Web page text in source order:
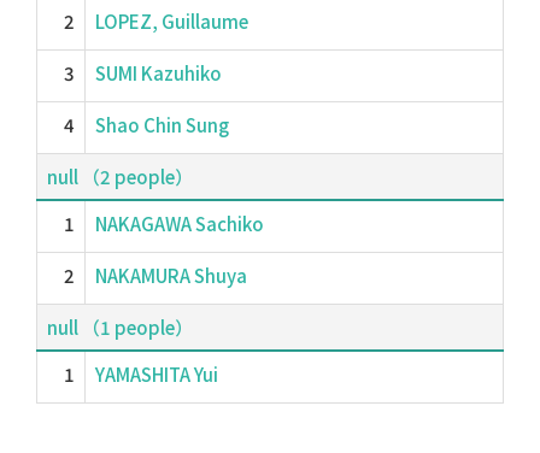
2 LOPEZ, Guillaume
3 SUMI Kazuhiko
4 Shao Chin Sung
null （2 people）
1
NAKAGAWA Sachiko
2 NAKAMURA Shuya
null （1 people）
1
YAMASHITA Yui